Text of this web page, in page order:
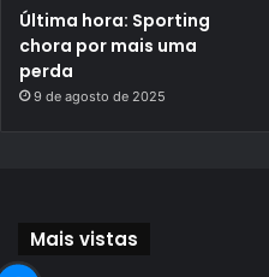
Última hora: Sporting
chora por mais uma
perda
9 de agosto de 2025
Mais vistas